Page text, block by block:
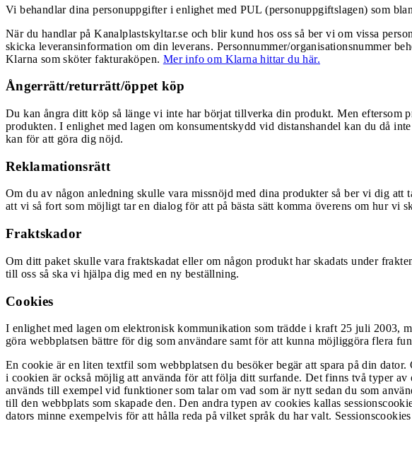
Vi behandlar dina personuppgifter i enlighet med PUL (personuppgiftslagen) som
När du handlar på Kanalplastskyltar.se och blir kund hos oss så ber vi om vissa
skicka leveransinformation om din leverans. Personnummer/organisationsnummer
Klarna som sköter fakturaköpen. Mer info om Klarna hittar du här.
Ångerrätt/returrätt/öppet köp
Du kan ångra ditt köp så länge vi inte har börjat tillverka din produkt. Men eftersom
produkten. I enlighet med lagen om konsumentskydd vid distanshandel kan du då
kan för att göra dig nöjd.
Reklamationsrätt
Om du av någon anledning skulle vara missnöjd med dina produkter så ber vi dig
att vi så fort som möjligt tar en dialog för att på bästa sätt komma överens om hur vi
Fraktskador
Om ditt paket skulle vara fraktskadat eller om någon produkt har skadats under
till oss så ska vi hjälpa dig med en ny beställning.
Cookies
I enlighet med lagen om elektronisk kommunikation som trädde i kraft 25 juli 2003,
göra webbplatsen bättre för dig som användare samt för att kunna möjliggöra flera
En cookie är en liten textfil som webbplatsen du besöker begär att spara på din
i cookien är också möjlig att använda för att följa ditt surfande. Det finns två typer
används till exempel vid funktioner som talar om vad som är nytt sedan du som
till den webbplats som skapade den. Den andra typen av cookies kallas
dators minne exempelvis för att hålla reda på vilket språk du har valt.